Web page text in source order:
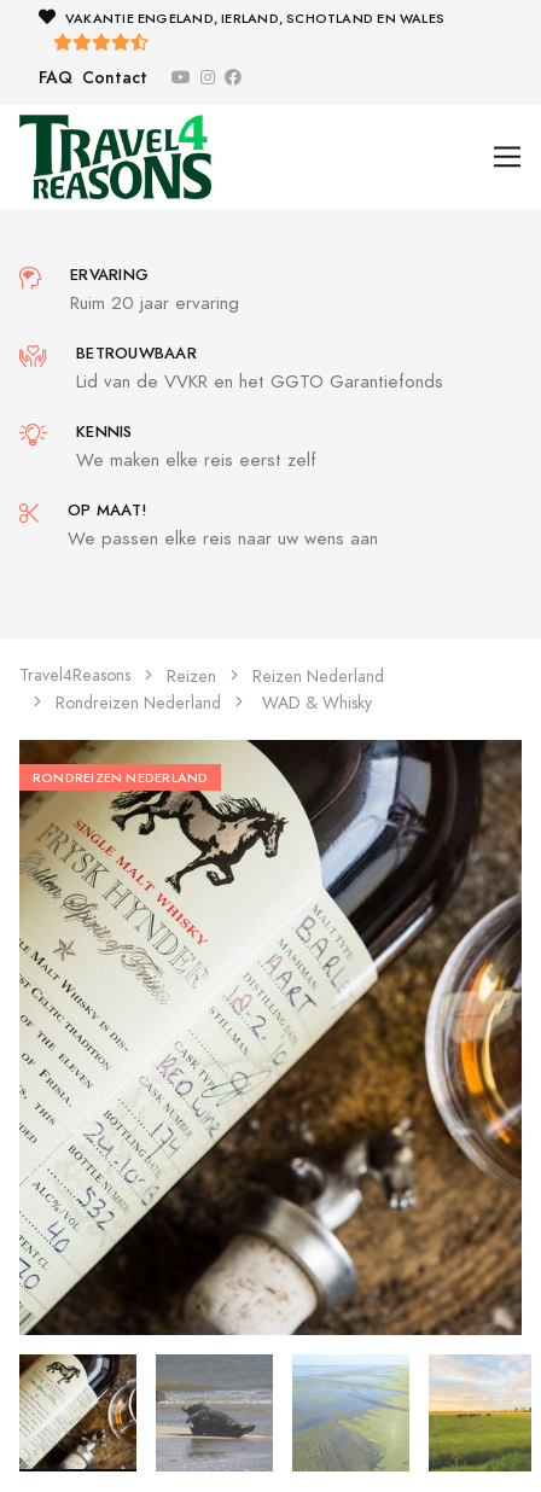
VAKANTIE ENGELAND, IERLAND, SCHOTLAND EN WALES
FAQ Contact
ERVARING
Ruim 20 jaar ervaring
BETROUWBAAR
Lid van de VVKR en het GGTO Garantiefonds
KENNIS
We maken elke reis eerst zelf
OP MAAT!
We passen elke reis naar uw wens aan
Travel4Reasons Reizen
Reizen Nederland
Rondreizen Nederland
WAD & Whisky
RONDREIZEN NEDERLAND